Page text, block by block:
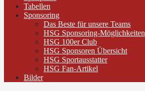
Tabellen
Sponsoring
Das Beste für unsere Teams
HSG Sponsoring-Möglichkeiten
HSG 100er Club
HSG Sponsoren Übersicht
HSG Sportausstatter
HSG Fan-Artikel
Bilder